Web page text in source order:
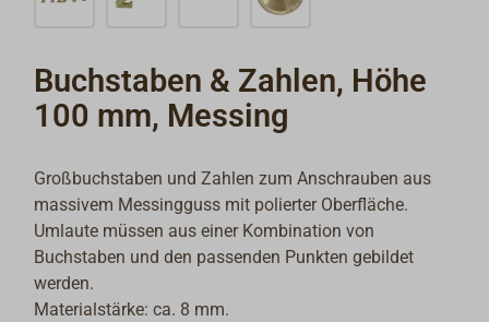
Buchstaben & Zahlen, Höhe
100 mm, Messing
Großbuchstaben und Zahlen zum Anschrauben aus
massivem Messingguss mit polierter Oberfläche.
Umlaute müssen aus einer Kombination von
Buchstaben und den passenden Punkten gebildet
werden.
Materialstärke: ca. 8 mm.